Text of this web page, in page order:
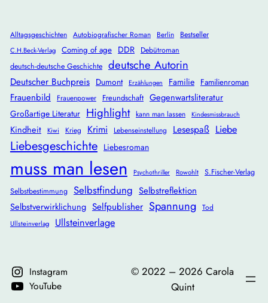
Alltagsgeschichten Autobiografischer Roman Berlin Bestseller
C.H.Beck-Verlag Coming of age DDR
Debütroman
deutsch-deutsche Geschichte deutsche Autorin
Deutscher Buchpreis Dumont Erzählungen Familie Familienroman
Frauenbild Frauenpower Freundschaft Gegenwartsliteratur
Großartige Literatur Highlight kann man lassen Kindesmissbrauch
Kindheit Kiwi Krieg Krimi Lebenseinstellung Lesespaß Liebe
Liebesgeschichte Liebesroman
muss man lesen Psychothriller Rowohlt
S.Fischer-Verlag
Selbstbestimmung Selbstfindung Selbstreflektion
Selbstverwirklichung Selfpublisher Spannung Tod
Ullsteinverlag Ullsteinverlage
Instagram
YouTube
©️ 2022 – 2026 Carola
Quint